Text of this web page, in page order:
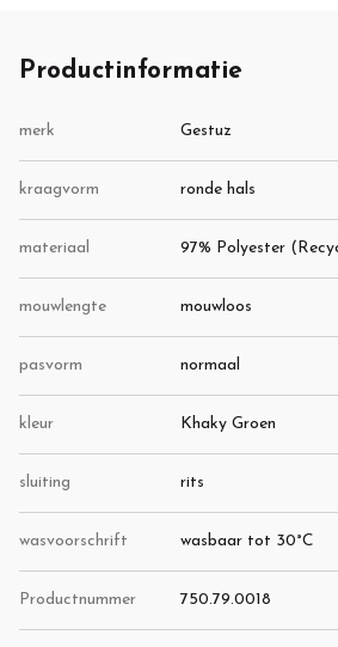
Productinformatie
merk Gestuz
kraagvorm ronde hals
materiaal 97% Polyester
mouwlengte mouwloos
pasvorm normaal
kleur Khaky Groen
sluiting rits
wasvoorschrift wasbaar tot 30°C
Productnummer 750.79.0018